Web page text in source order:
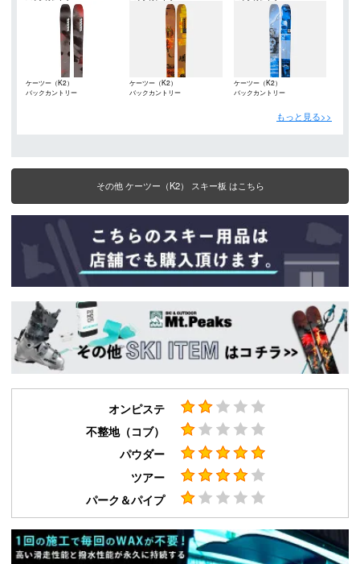
ケーツー（K2）
バックカントリー
ケーツー（K2）
バックカントリー
ケーツー（K2）
バックカントリー
もっと見る>>
その他 ケーツー（K2） スキー板 はこちら
オンピステ
不整地（コブ）
パウダー
ツアー
パーク＆パイプ